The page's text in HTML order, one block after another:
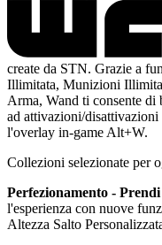
create da STN. Grazie a
Illimitata, Munizioni
Arma, Wand ti consente
ad attivazioni/
l'overlay in-game Alt+W.
Collezioni selezionate per
Perfezionamento -
l'esperienza con nuove
Altezza Salto